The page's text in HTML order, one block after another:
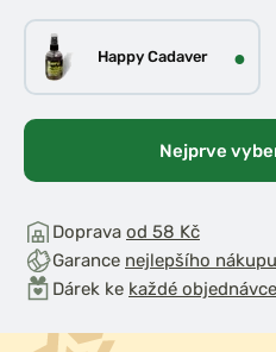
Happy Cadaver ●
Nejprve
Doprava od 58 Kč
Garance nejlepšího nákupu
Dárek ke každé objednávce